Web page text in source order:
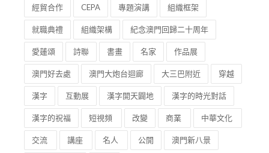
經貿合作 CEPA 專題演講 組織框架
就職典禮 組織架構 紀念澳門回歸二十周年
愛蓮頌 詩聯 書畫 名家 作品展
澳門好去處 澳門大炮台迴廊 大三巴附近 穿越
漢字 互動展 漢字開天闢地 漢字的時光對話
漢字的祝福 短視頻 改變 商業 中華文化
交流 講座 名人 公開 澳門新八景